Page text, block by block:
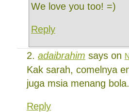
We love you too! =)
Reply
adaibrahim says on
Kak sarah, comelnya
juga msia menang
Reply